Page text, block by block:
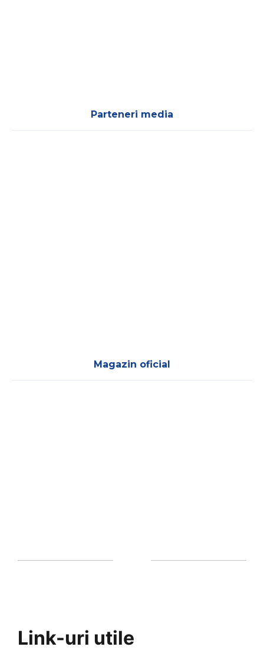
Parteneri media
Magazin oficial
Link-uri utile